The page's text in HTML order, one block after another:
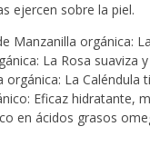
ejercen sobre la piel.
Manzanilla orgánica:
: La Rosa suaviza
orgánica: La Caléndula
: Eficaz hidratante,
en ácidos grasos